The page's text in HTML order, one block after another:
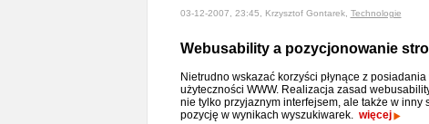
03-12-2007, 23:45, Krzysztof Gontarek, Technologie
Webusability a pozycjonowanie
Nietrudno wskazać korzyści płynące z
użyteczności WWW. Realizacja zasad
nie tylko przyjaznym interfejsem, ale także w inny
pozycję w wynikach wyszukiwarek. więcej